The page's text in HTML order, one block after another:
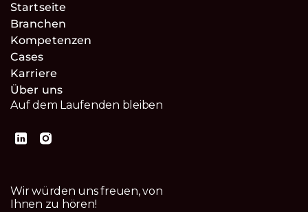
Startseite
Branchen
Kompetenzen
Cases
Karriere
Über uns
Auf dem Laufenden bleiben
Wir würden uns freuen, von
Ihnen zu hören!